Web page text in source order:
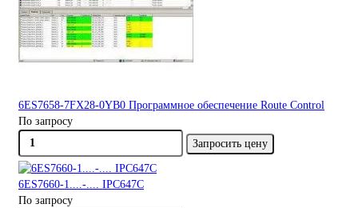
6ES7658-7FX28-0YB0 Программное обеспечение Route Control
По запросу
Запросить цену
6ES7660-1....-.... IPC647C
По запросу